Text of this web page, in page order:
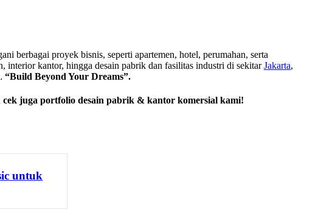
berbagai proyek bisnis, seperti apartemen, hotel, perumahan, serta
interior kantor, hingga desain pabrik dan fasilitas industri di sekitarJakarta,
“Build Beyond Your Dreams”.
juga portfolio desain pabrik & kantor komersial kami!
untuk